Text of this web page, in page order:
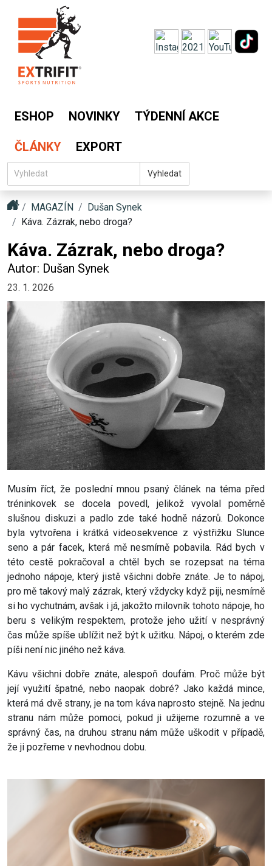
ESHOP NOVINKY TÝDENNÍ AKCE
ČLÁNKY EXPORT
Vyhledat
MAGAZÍN
Dušan Synek
Káva. Zázrak, nebo droga?
Káva. Zázrak, nebo droga?
Autor: Dušan Synek
23. 1. 2026
Musím říct, že poslední mnou psaný článek na téma před
tréninkovek se docela povedl, jelikož vyvolal poměrně
slušnou diskuzi a padlo zde také hodně názorů. Dokonce
byla vytvořena i krátká videosekvence z výstřižku Slunce
seno a pár facek, která mě nesmírně pobavila. Rád bych v
této cestě pokračoval a chtěl bych se rozepsat na téma
jednoho nápoje, který jistě všichni dobře znáte. Je to nápoj,
pro mě takový malý zázrak, který vždycky když piji, nesmírně
si ho vychutnám, avšak i já, jakožto milovník tohoto nápoje, ho
beru s velikým respektem, protože jeho užití v nesprávný
čas může spíše ublížit než být k užitku. Nápoj, o kterém zde
píši není nic jiného než káva.
Kávu všichni dobře znáte, alespoň doufám. Proč může být
její využití špatné, nebo naopak dobré? Jako každá mince,
která má dvě strany, je na tom káva naprosto stejně. Na jednu
stranu nám může pomoci, pokud ji užijeme rozumně a ve
správný čas, na druhou stranu nám může uškodit v případě,
že ji pozřeme v nevhodnou dobu.